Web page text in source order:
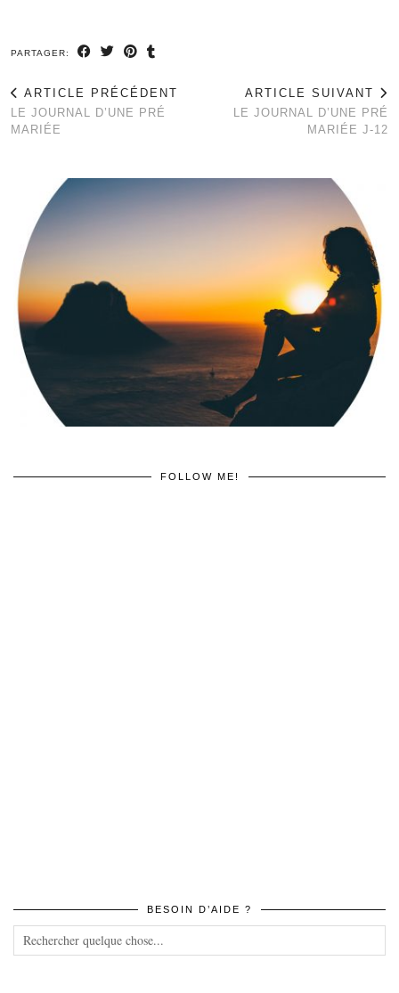
PARTAGER:
ARTICLE PRÉCÉDENT
LE JOURNAL D’UNE PRÉ
MARIÉE
ARTICLE SUIVANT
LE JOURNAL D’UNE PRÉ
MARIÉE J-12
FOLLOW ME!
BESOIN D’AIDE ?